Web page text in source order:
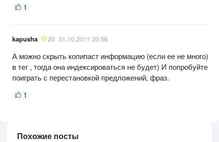
1
kapusha 20 31.10.2011 20:56
А можно скрыть копипаст информацию (если ее не много)
в тег , тогда она индексироваться не будет) И попробуйте
поиграть с перестановкой предложений, фраз.
1
Похожие посты